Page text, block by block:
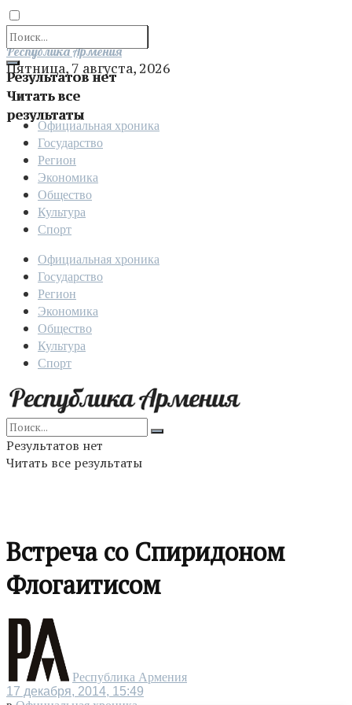
Результатов нет
Читать все
результаты
Отправить
Республика Армения
Пятница, 7 августа, 2026
Официальная хроника
Государство
Регион
Экономика
Общество
Культура
Спорт
Официальная хроника
Государство
Регион
Экономика
Общество
Культура
Спорт
Результатов нет
Читать все результаты
Встреча со Спиридоном
Флогаитисом
Республика Армения
17 декабря, 2014, 15:49